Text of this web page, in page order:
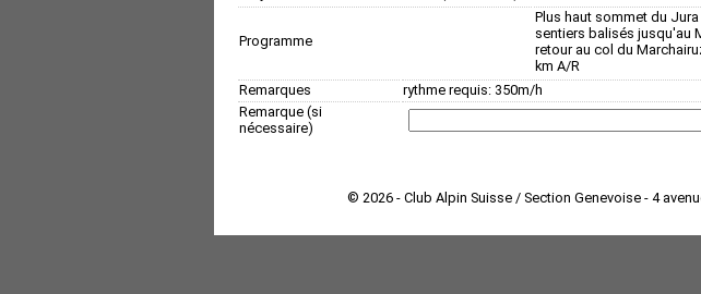
Programme
Plus haut sommet du
sentiers balisés jusqu'au
retour au col du
km A/R
Remarques
rythme requis: 350m/h
Remarque (si
nécessaire)
© 2026 - Club Alpin Suisse / Section Genevoise - 4